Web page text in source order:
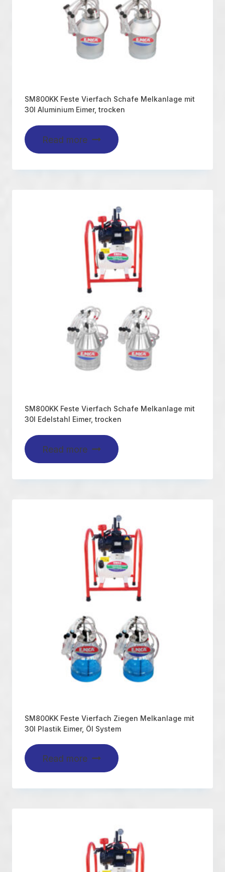
SM800KK Feste Vierfach Schafe Melkanlage mit
30l Aluminium Eimer, trocken
Read more
SM800KK Feste Vierfach Schafe Melkanlage mit
30l Edelstahl Eimer, trocken
Read more
SM800KK Feste Vierfach Ziegen Melkanlage mit
30l Plastik Eimer, Öl System
Read more